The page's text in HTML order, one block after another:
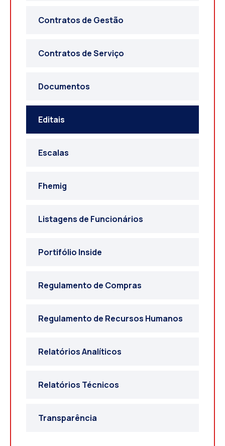
Contratos de Gestão
Contratos de Serviço
Documentos
Editais
Escalas
Fhemig
Listagens de Funcionários
Portifólio Inside
Regulamento de Compras
Regulamento de Recursos Humanos
Relatórios Analíticos
Relatórios Técnicos
Transparência